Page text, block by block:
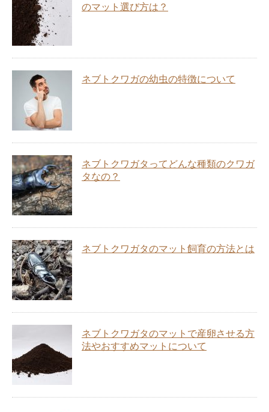
のマット選び方は？
ネブトクワガの幼虫の特徴について
ネブトクワガタってどんな種類のクワガ
タなの？
ネブトクワガタのマット飼育の方法とは
ネブトクワガタのマットで産卵させる方
法やおすすめマットについて